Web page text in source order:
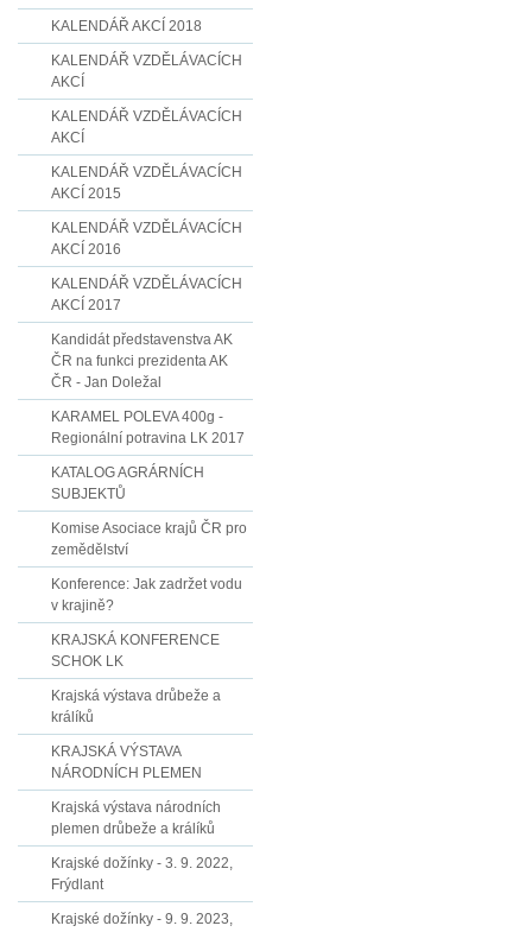
KALENDÁŘ AKCÍ 2018
KALENDÁŘ VZDĚLÁVACÍCH
AKCÍ
KALENDÁŘ VZDĚLÁVACÍCH
AKCÍ
KALENDÁŘ VZDĚLÁVACÍCH
AKCÍ 2015
KALENDÁŘ VZDĚLÁVACÍCH
AKCÍ 2016
KALENDÁŘ VZDĚLÁVACÍCH
AKCÍ 2017
Kandidát představenstva AK
ČR na funkci prezidenta AK
ČR - Jan Doležal
KARAMEL POLEVA 400g -
Regionální potravina LK 2017
KATALOG AGRÁRNÍCH
SUBJEKTŮ
Komise Asociace krajů ČR pro
zemědělství
Konference: Jak zadržet vodu
v krajině?
KRAJSKÁ KONFERENCE
SCHOK LK
Krajská výstava drůbeže a
králíků
KRAJSKÁ VÝSTAVA
NÁRODNÍCH PLEMEN
Krajská výstava národních
plemen drůbeže a králíků
Krajské dožínky - 3. 9. 2022,
Frýdlant
Krajské dožínky - 9. 9. 2023,